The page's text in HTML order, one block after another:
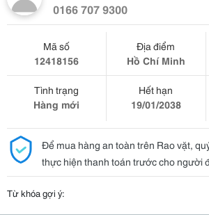
0166 707 9300
Mã số
12418156
Địa điểm
Hồ Chí Minh
Tình trạng
Hàng mới
Hết hạn
19/01/2038
Để mua hàng an toàn trên Rao vặt,
thực hiện thanh toán trước cho người
Từ khóa gợi ý: